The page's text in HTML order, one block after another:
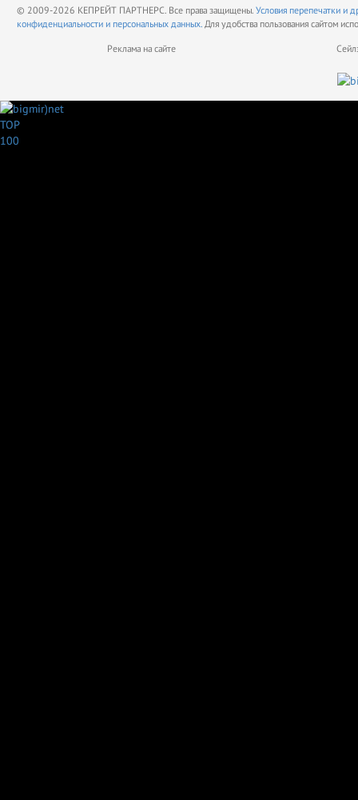
© 2009-2026 КЕПРЕЙТ ПАРТНЕРС. Все права защищены. Условия перепечатки и
конфиденциальности и персональных данных. Для удобства пользования сайтом
Реклама на сайте